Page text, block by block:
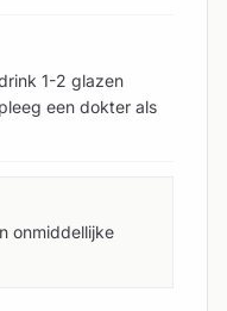
1-2 glazen
een dokter als
onmiddellijke